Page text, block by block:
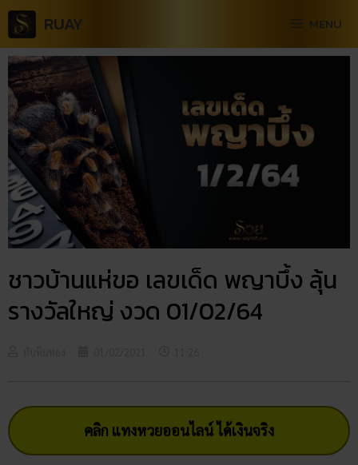
RUAY MENU
ชาวบ้านแห่ขอ เลขเด็ด พญาบึ้ง ลุ้น
รางวัลใหญ่ งวด 01/02/64
คลิก แทงหวยออนไลน์ ได้เงินจริง